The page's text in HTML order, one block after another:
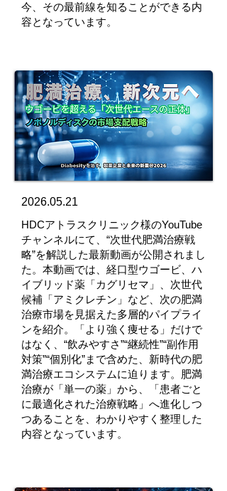
今、その最前線を知ることができる内
容となっています。
2026.05.21
HDCアトラスクリニック様のYouTube
チャンネルにて、“次世代肥満治療戦
略”を解説した最新動画が公開されまし
た。本動画では、経口型ウゴービ、ハ
イブリッド薬「カグリセマ」、次世代
候補「アミクレチン」など、次の肥満
治療市場を見据えた多層的パイプライ
ンを紹介。「より強く痩せる」だけで
はなく、“飲みやすさ”“継続性”“副作用
対策”“個別化”まで含めた、新時代の肥
満治療エコシステムに迫ります。肥満
治療が「単一の薬」から、「患者ごと
に最適化された治療戦略」へ進化しつ
つあることを、わかりやすく整理した
内容となっています。